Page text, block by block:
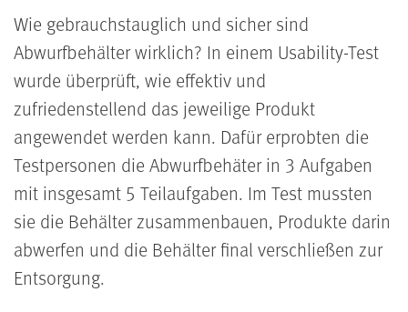
Wie gebrauchstauglich und sicher sind
Abwurfbehälter wirklich? In einem Usability-Test
wurde überprüft, wie effektiv und
zufriedenstellend das jeweilige Produkt
angewendet werden kann. Dafür erprobten die
Testpersonen die Abwurfbehäter in 3 Aufgaben
mit insgesamt 5 Teilaufgaben. Im Test mussten
sie die Behälter zusammenbauen, Produkte darin
abwerfen und die Behälter final verschließen zur
Entsorgung.